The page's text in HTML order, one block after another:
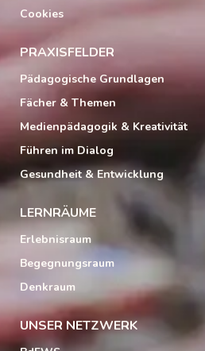
Cookies
PRAXISFELDER
Pädagogische Grundlagen
Fächer & Themen
Medienpädagogik & Kreativität
Führen im Dialog
Gesundheit & Entwicklung
LERNRÄUME
Erlebnisraum
Begegnungsraum
Denkraum
UNSER NETZWERK